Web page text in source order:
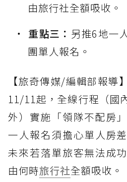
由旅行社全額吸收。
重點三： 另推6地一
團單人報名。
【旅奇傳媒/編輯部報導
11/11起，全線行程（國
外）實施「領隊不配房
一人報名須擔心單人房
未來若落單旅客無法成
由何時旅行社全額吸收。